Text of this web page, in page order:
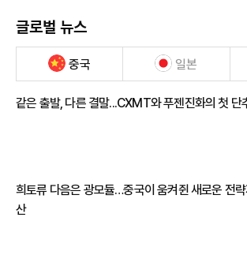
글로벌 뉴스
중국 일본
같은 출발, 다른 결말...CXMT와 푸젠진화의 첫 단
희토류 다음은 광모듈…중국이 움켜쥔 새로운 전
산